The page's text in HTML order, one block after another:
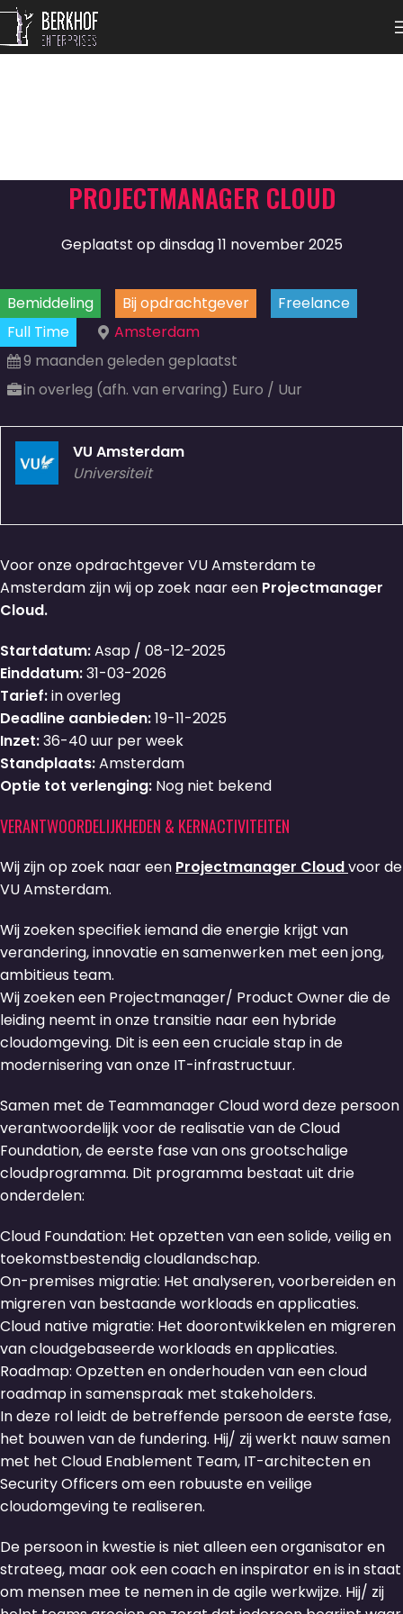
PROJECTMANAGER CLOUD
Geplaatst op dinsdag 11 november 2025
Bemiddeling Bij opdrachtgever
Freelance
Full Time
Amsterdam
9 maanden geleden geplaatst
in overleg (afh. van ervaring) Euro / Uur
VU Amsterdam
Universiteit
Voor onze opdrachtgever VU Amsterdam te
Amsterdam zijn wij op zoek naar een Projectmanager
Cloud.
Startdatum:Asap / 08-12-2025
Einddatum:31-03-2026
Tarief:in overleg
Deadline aanbieden:19-11-2025
Inzet:36-40 uur per week
Standplaats:Amsterdam
Optie tot verlenging: Nog niet bekend
VERANTWOORDELIJKHEDEN & KERNACTIVITEITEN
Wij zijn op zoek naar een Projectmanager Cloudvoor de
VU Amsterdam.
Wij zoeken specifiek iemand die energie krijgt van
verandering, innovatie en samenwerken met een jong,
ambitieus team.
Wij zoeken een Projectmanager/ Product Owner die de
leiding neemt in onze transitie naar een hybride
cloudomgeving. Dit is een een cruciale stap in de
modernisering van onze IT-infrastructuur.
Samen met de Teammanager Cloud word deze persoon
verantwoordelijk voor de realisatie van de Cloud
Foundation, de eerste fase van ons grootschalige
cloudprogramma. Dit programma bestaat uit drie
onderdelen:
Cloud Foundation: Het opzetten van een solide, veilig en
toekomstbestendig cloudlandschap.
On-premises migratie: Het analyseren, voorbereiden en
migreren van bestaande workloads en applicaties.
Cloud native migratie: Het doorontwikkelen en migreren
van cloudgebaseerde workloads en applicaties.
Roadmap: Opzetten en onderhouden van een cloud
roadmap in samenspraak met stakeholders.
In deze rol leidt de betreffende persoon de eerste fase,
het bouwen van de fundering. Hij/ zij werkt nauw samen
met het Cloud Enablement Team, IT-architecten en
Security Officers om een robuuste en veilige
cloudomgeving te realiseren.
De persoon in kwestie is niet alleen een organisator en
strateeg, maar ook een coach en inspirator en is in staat
om mensen mee te nemen in de agile werkwijze. Hij/ zij